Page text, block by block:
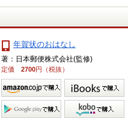
年賀状のおはなし
著：日本郵便株式会社(監修)
定価 2700円（税抜）